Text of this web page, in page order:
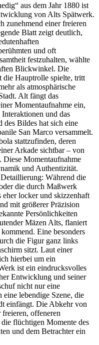
aus dem Jahr 1880 ist
von Alts Spätwerk.
zunehmend einer freieren
Blatt zeigt deutlich,
und oft
festzuhalten, wählte
Blickwinkel. Die
die Hauptrolle spielte, tritt
als atmosphärische
Alt fängt das
Momentaufnahme ein,
und das
des Bildes hat sich eine
San Marco versammelt.
stattzufinden, deren
Arkade sichtbar – von
Momentaufnahme
und Authentizität.
Während die
die durch Maßwerk
eher locker und skizzenhaft
mit größerer Präzision
Persönlichkeiten
Mäzen Alts, flaniert
Eine besonders
die Figur ganz links
sitzt. Laut einer
hierbei um ein
ist ein eindrucksvolles
Entwicklung und seiner
nicht nur eine
lebendige Szene, die
einfängt. Die Abkehr von
offeneren
flüchtigen Momente des
und dem Betrachter ein